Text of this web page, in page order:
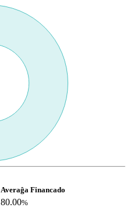
Averaĝa Financado
80.00%